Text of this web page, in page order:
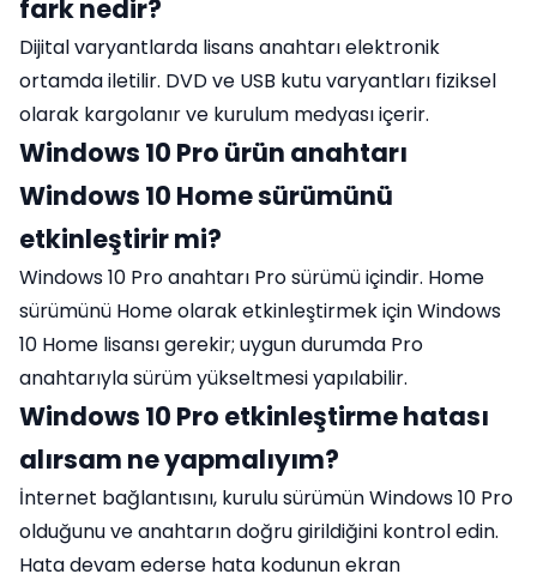
fark nedir?
Dijital varyantlarda lisans anahtarı elektronik
ortamda iletilir. DVD ve USB kutu varyantları fiziksel
olarak kargolanır ve kurulum medyası içerir.
Windows 10 Pro ürün anahtarı
Windows 10 Home sürümünü
etkinleştirir mi?
Windows 10 Pro anahtarı Pro sürümü içindir. Home
sürümünü Home olarak etkinleştirmek için Windows
10 Home lisansı gerekir; uygun durumda Pro
anahtarıyla sürüm yükseltmesi yapılabilir.
Windows 10 Pro etkinleştirme hatası
alırsam ne yapmalıyım?
İnternet bağlantısını, kurulu sürümün Windows 10 Pro
olduğunu ve anahtarın doğru girildiğini kontrol edin.
Hata devam ederse hata kodunun ekran